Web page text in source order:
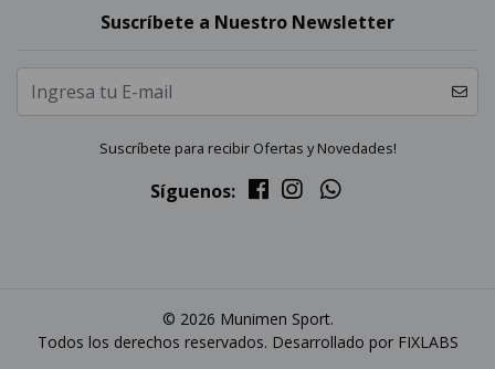
Suscríbete a Nuestro Newsletter
Suscríbete para recibir Ofertas y Novedades!
Síguenos:
© 2026 Munimen Sport.
Todos los derechos reservados. Desarrollado por FIXLABS